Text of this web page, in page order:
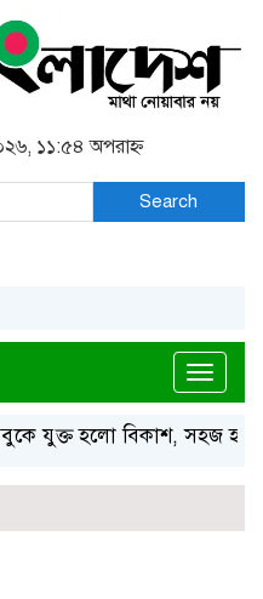
১১:৫৪ অপরাহ্ন
Search
যুক্ত হলো বিকাশ, সহজ হলো